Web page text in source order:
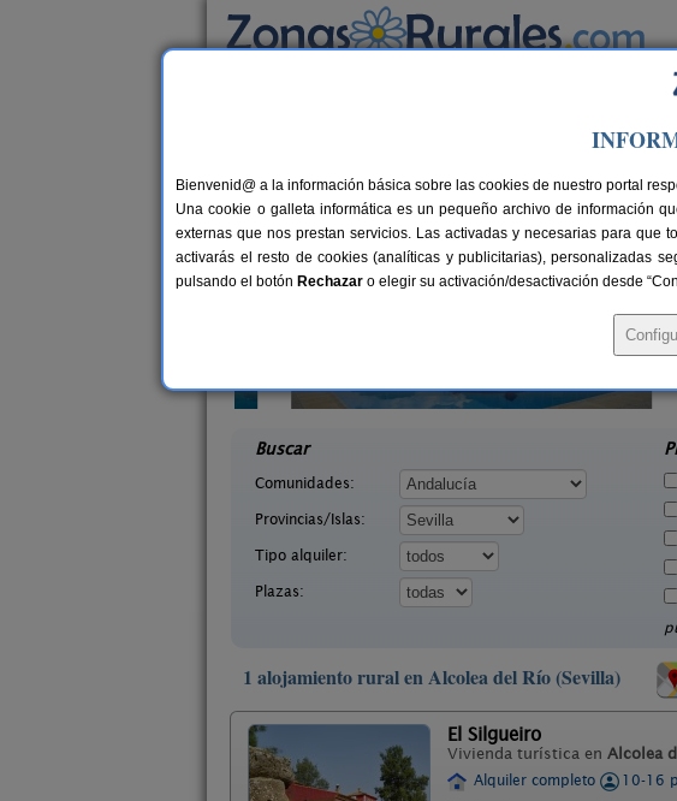
Busca por
Casas Rurales en Alcolea del Río
35 €
Buscar
Comunidades:
Provincias/Islas:
Tipo alquiler:
Plazas:
1 alojamiento rural en Alcolea del Río (Sevilla)
El Silgueiro
Vivienda turística en Alcolea
Alquiler completo
10-16
Bienvenid@ a la información básica sobre las cookies de nuestro portal
Una cookie o galleta informática es un pequeño archivo de información
externas que nos prestan servicios. Las activadas y necesarias para que
activarás el resto de cookies (analíticas y publicitarias), personalizadas
pulsando el botón Rechazar o elegir su activación/desactivación desde